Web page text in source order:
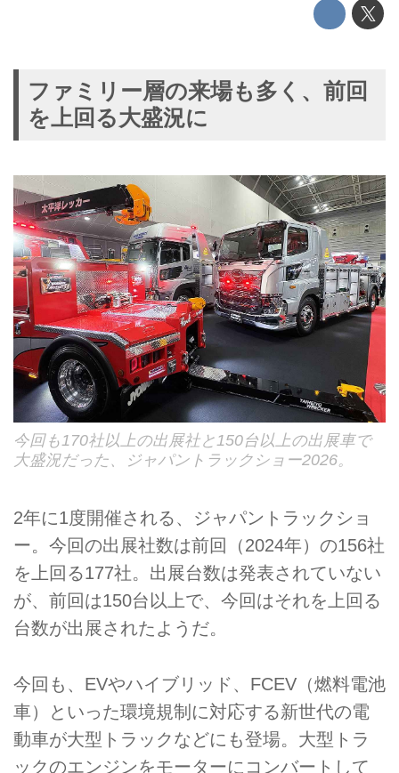
ファミリー層の来場も多く、前回
を上回る大盛況に
今回も170社以上の出展社と150台以上の出展車で
大盛況だった、ジャパントラックショー2026。
2年に1度開催される、ジャパントラックショ
ー。今回の出展社数は前回（2024年）の156社
を上回る177社。出展台数は発表されていない
が、前回は150台以上で、今回はそれを上回る
台数が出展されたようだ。
今回も、EVやハイブリッド、FCEV（燃料電池
車）といった環境規制に対応する新世代の電
動車が大型トラックなどにも登場。大型トラ
ックのエンジンをモーターにコンバートして